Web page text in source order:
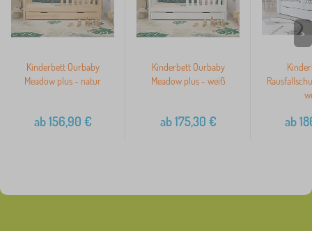
Kinderbett Ourbaby
Meadow plus - natur
ab156,90 €
Kinderbett Ourbaby
Meadow plus - weiß
ab175,30 € ab
>